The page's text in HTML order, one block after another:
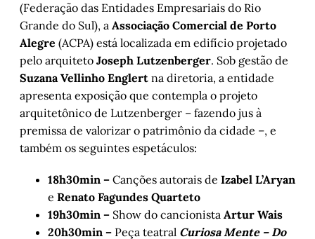
(Federação das Entidades Empresariais do Rio
Grande do Sul), a Associação Comercial de Porto
Alegre (ACPA) está localizada em edifício projetado
pelo arquiteto Joseph Lutzenberger. Sob gestão de
Suzana Vellinho Englert na diretoria, a entidade
apresenta exposição que contempla o projeto
arquitetônico de Lutzenberger – fazendo jus à
premissa de valorizar o patrimônio da cidade –, e
também os seguintes espetáculos:
18h30min – Canções autorais de Izabel L’Aryan
e Renato Fagundes Quarteto
19h30min – Show do cancionista Artur Wais
20h30min – Peça teatral Curiosa Mente – Do